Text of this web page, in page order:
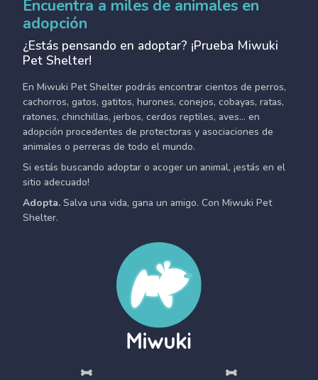
Encuentra a miles de animales en
adopción
¿Estás pensando en adoptar? ¡Prueba Miwuki
Pet Shelter!
En Miwuki Pet Shelter podrás encontrar cientos de perros,
cachorros, gatos, gatitos, hurones, conejos, cobayas, ratas,
ratones, chinchillas, jerbos, cerdos reptiles, aves... en
adopción procedentes de protectoras y asociaciones de
animales o perreras de todo el mundo.
Si estás buscando adoptar o acoger un animal, ¡estás en el
sitio adecuado!
Adopta. Salva una vida, gana un amigo. Con Miwuki Pet
Shelter.